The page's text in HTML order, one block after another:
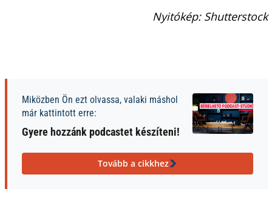
Nyitókép: Shutterstock
Miközben Ön ezt olvassa, valaki máshol
már kattintott erre:
Gyere hozzánk podcastet készíteni!
Tovább a cikkhez